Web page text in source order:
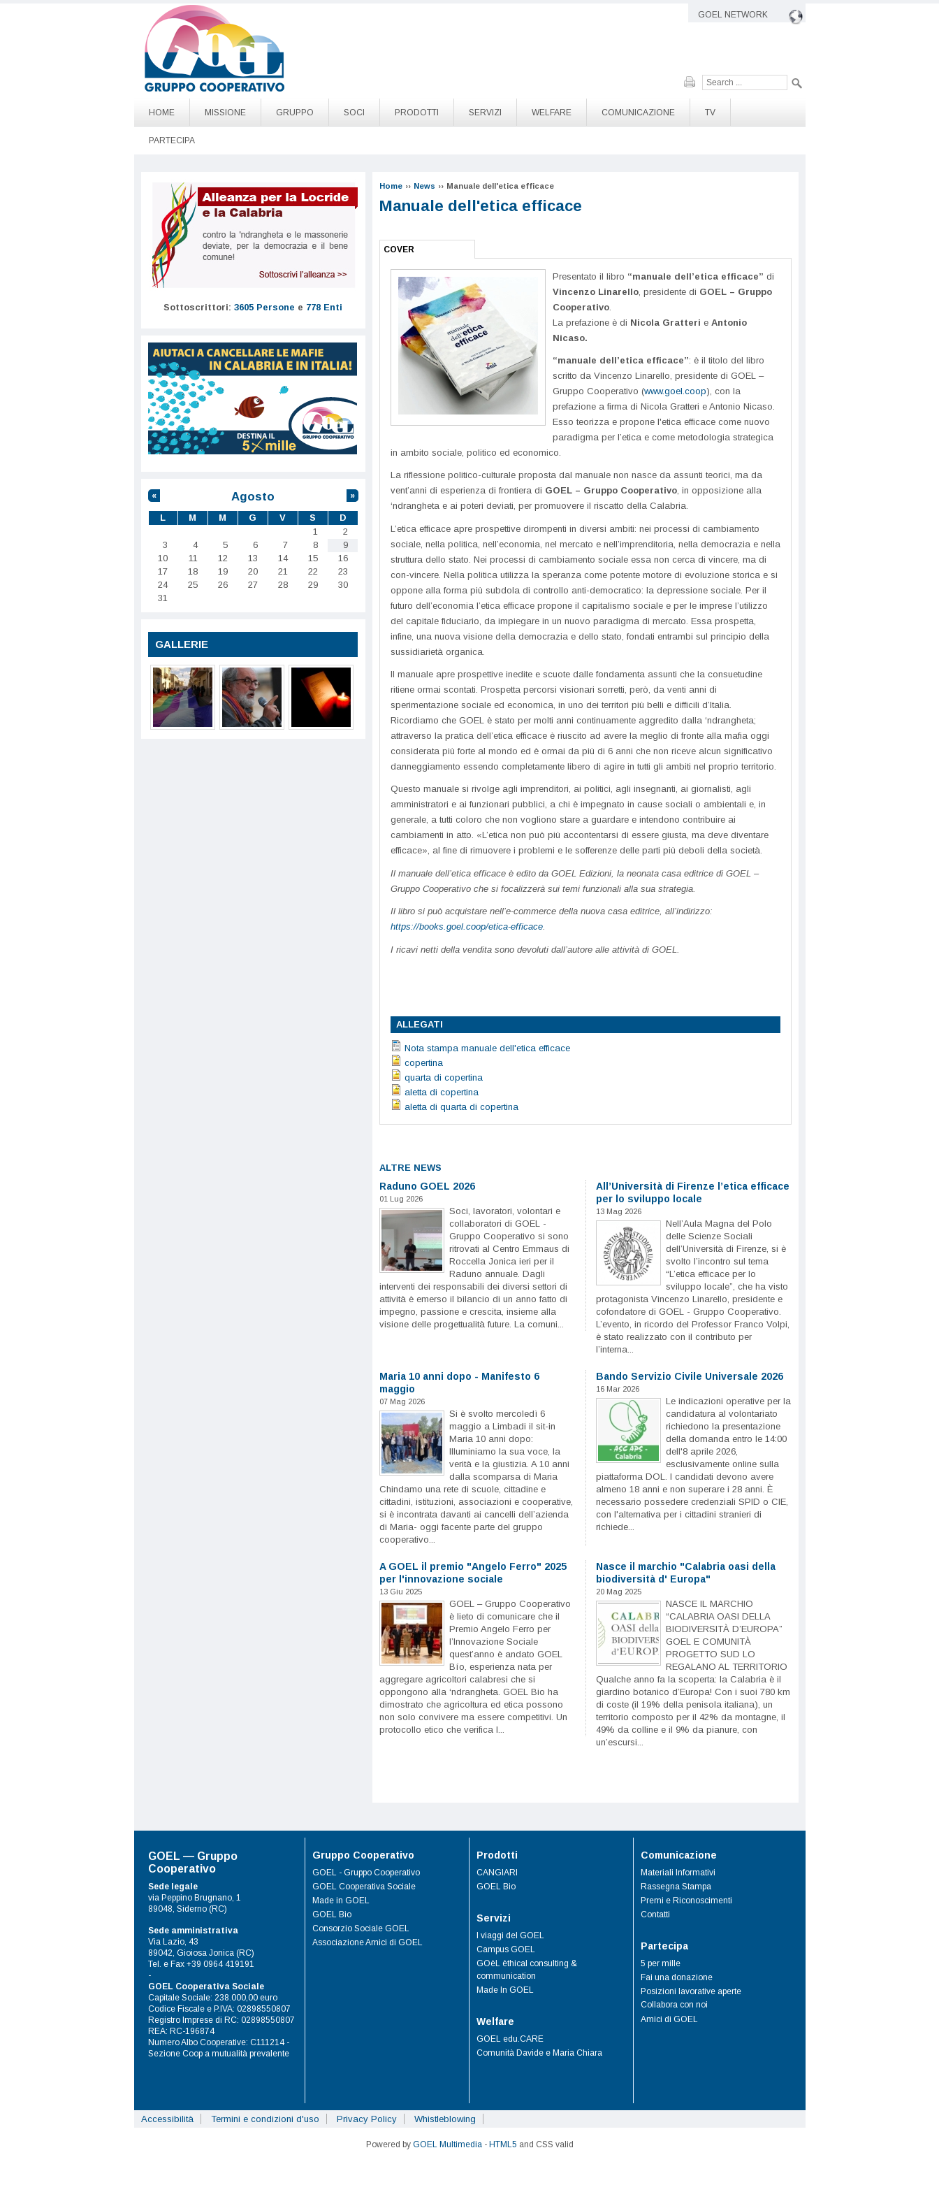
GOEL NETWORK
HOME MISSIONE GRUPPO SOCI PRODOTTI SERVIZI WELFARE COMUNICAZIONE TV
PARTECIPA
Home ›› News ›› Manuale dell'etica efficace
Manuale dell'etica efficace
COVER
Presentato il libro “manuale dell’etica efficace” di
Vincenzo Linarello, presidente di GOEL – Gruppo
Cooperativo.
La prefazione è di Nicola Gratteri e Antonio
Nicaso.
“manuale dell’etica efficace”: è il titolo del libro
scritto da Vincenzo Linarello, presidente di GOEL –
Gruppo Cooperativo (www.goel.coop), con la
prefazione a firma di Nicola Gratteri e Antonio Nicaso.
Esso teorizza e propone l'etica efficace come nuovo
paradigma per l’etica e come metodologia strategica
in ambito sociale, politico ed economico.
La riflessione politico-culturale proposta dal manuale non nasce da assunti teorici, ma da
vent’anni di esperienza di frontiera di GOEL – Gruppo Cooperativo, in opposizione alla
‘ndrangheta e ai poteri deviati, per promuovere il riscatto della Calabria.
L’etica efficace apre prospettive dirompenti in diversi ambiti: nei processi di cambiamento
sociale, nella politica, nell’economia, nel mercato e nell’imprenditoria, nella democrazia e nella
struttura dello stato. Nei processi di cambiamento sociale essa non cerca di vincere, ma di
con-vincere. Nella politica utilizza la speranza come potente motore di evoluzione storica e si
oppone alla forma più subdola di controllo anti-democratico: la depressione sociale. Per il
futuro dell’economia l’etica efficace propone il capitalismo sociale e per le imprese l’utilizzo
del capitale fiduciario, da impiegare in un nuovo paradigma di mercato. Essa prospetta,
infine, una nuova visione della democrazia e dello stato, fondati entrambi sul principio della
sussidiarietà organica.
Il manuale apre prospettive inedite e scuote dalle fondamenta assunti che la consuetudine
ritiene ormai scontati. Prospetta percorsi visionari sorretti, però, da venti anni di
sperimentazione sociale ed economica, in uno dei territori più belli e difficili d’Italia.
Ricordiamo che GOEL è stato per molti anni continuamente aggredito dalla ‘ndrangheta;
attraverso la pratica dell’etica efficace è riuscito ad avere la meglio di fronte alla mafia oggi
considerata più forte al mondo ed è ormai da più di 6 anni che non riceve alcun significativo
danneggiamento essendo completamente libero di agire in tutti gli ambiti nel proprio territorio.
Questo manuale si rivolge agli imprenditori, ai politici, agli insegnanti, ai giornalisti, agli
amministratori e ai funzionari pubblici, a chi è impegnato in cause sociali o ambientali e, in
generale, a tutti coloro che non vogliono stare a guardare e intendono contribuire ai
cambiamenti in atto. «L’etica non può più accontentarsi di essere giusta, ma deve diventare
efficace», al fine di rimuovere i problemi e le sofferenze delle parti più deboli della società.
Il manuale dell’etica efficace è edito da GOEL Edizioni, la neonata casa editrice di GOEL –
Gruppo Cooperativo che si focalizzerà sui temi funzionali alla sua strategia.
Il libro si può acquistare nell’e-commerce della nuova casa editrice, all’indirizzo:
https://books.goel.coop/etica-efficace.
I ricavi netti della vendita sono devoluti dall’autore alle attività di GOEL.
ALLEGATI
Nota stampa manuale dell'etica efficace
copertina
quarta di copertina
aletta di copertina
aletta di quarta di copertina
ALTRE NEWS
Raduno GOEL 2026
01 Lug 2026
Soci, lavoratori, volontari e
collaboratori di GOEL -
Gruppo Cooperativo si sono
ritrovati al Centro Emmaus di
Roccella Jonica ieri per il
Raduno annuale. Dagli
interventi dei responsabili dei diversi settori di
attività è emerso il bilancio di un anno fatto di
impegno, passione e crescita, insieme alla
visione delle progettualità future. La comuni...
All’Università di Firenze l’etica efficace
per lo sviluppo locale
13 Mag 2026
Nell’Aula Magna del Polo
delle Scienze Sociali
dell’Università di Firenze, si è
svolto l’incontro sul tema
“L’etica efficace per lo
sviluppo locale”, che ha visto
protagonista Vincenzo Linarello, presidente e
cofondatore di GOEL - Gruppo Cooperativo.
L’evento, in ricordo del Professor Franco Volpi,
è stato realizzato con il contributo per
l’interna...
Maria 10 anni dopo - Manifesto 6
maggio
07 Mag 2026
Si è svolto mercoledì 6
maggio a Limbadi il sit-in
Maria 10 anni dopo:
Illuminiamo la sua voce, la
verità e la giustizia. A 10 anni
dalla scomparsa di Maria
Chindamo una rete di scuole, cittadine e
cittadini, istituzioni, associazioni e cooperative,
si è incontrata davanti ai cancelli dell’azienda
di Maria- oggi facente parte del gruppo
cooperativo...
Bando Servizio Civile Universale 2026
16 Mar 2026
Le indicazioni operative per la
candidatura al volontariato
richiedono la presentazione
della domanda entro le 14:00
dell'8 aprile 2026,
esclusivamente online sulla
piattaforma DOL. I candidati devono avere
almeno 18 anni e non superare i 28 anni. È
necessario possedere credenziali SPID o CIE,
con l'alternativa per i cittadini stranieri di
richiede...
A GOEL il premio "Angelo Ferro" 2025
per l'innovazione sociale
13 Giu 2025
GOEL – Gruppo Cooperativo
è lieto di comunicare che il
Premio Angelo Ferro per
l’Innovazione Sociale
quest’anno è andato GOEL
Bío, esperienza nata per
aggregare agricoltori calabresi che si
oppongono alla ‘ndrangheta. GOEL Bio ha
dimostrato che agricoltura ed etica possono
non solo convivere ma essere competitivi. Un
protocollo etico che verifica l...
Nasce il marchio "Calabria oasi della
biodiversità d' Europa"
20 Mag 2025
NASCE IL MARCHIO
“CALABRIA OASI DELLA
BIODIVERSITÀ D’EUROPA”
GOEL E COMUNITÀ
PROGETTO SUD LO
REGALANO AL TERRITORIO
Qualche anno fa la scoperta: la Calabria è il
giardino botanico d’Europa! Con i suoi 780 km
di coste (il 19% della penisola italiana), un
territorio composto per il 42% da montagne, il
49% da colline e il 9% da pianure, con
un’escursi...
Sottoscrittori: 3605 Persone e 778 Enti
Agosto
« »
L M M G V S
D
1
2
3
4 5 6 7 8
9
10
11 12 13 14 15
16
17
18 19 20 21 22
23
24
25 26 27 28 29
30
31
GALLERIE
GOEL — Gruppo
Cooperativo
Sede legale
via Peppino Brugnano, 1
89048, Siderno (RC)
Sede amministrativa
Via Lazio, 43
89042, Gioiosa Jonica (RC)
Tel. e Fax +39 0964 419191
-
GOEL Cooperativa Sociale
Capitale Sociale: 238.000,00 euro
Codice Fiscale e P.IVA: 02898550807
Registro Imprese di RC: 02898550807
REA: RC-196874
Numero Albo Cooperative: C111214 -
Sezione Coop a mutualità prevalente
Gruppo Cooperativo
GOEL - Gruppo Cooperativo
GOEL Cooperativa Sociale
Made in GOEL
GOEL Bio
Consorzio Sociale GOEL
Associazione Amici di GOEL
Prodotti
CANGIARI
GOEL Bio
Servizi
I viaggi del GOEL
Campus GOEL
GOèL èthical consulting &
communication
Made In GOEL
Welfare
GOEL edu.CARE
Comunità Davide e Maria Chiara
Comunicazione
Materiali Informativi
Rassegna Stampa
Premi e Riconoscimenti
Contatti
Partecipa
5 per mille
Fai una donazione
Posizioni lavorative aperte
Collabora con noi
Amici di GOEL
Accessibilità Termini e condizioni d'uso Privacy Policy Whistleblowing
Powered by GOEL Multimedia- HTML5 and CSS valid